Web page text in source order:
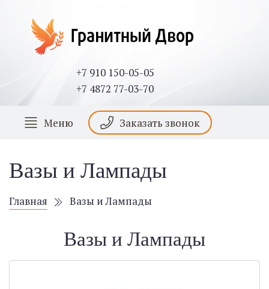
+7 910 150-05-05
+7 4872 77-03-70
Меню Заказать звонок
Вазы и Лампады
Главная Вазы и Лампады
Вазы и Лампады